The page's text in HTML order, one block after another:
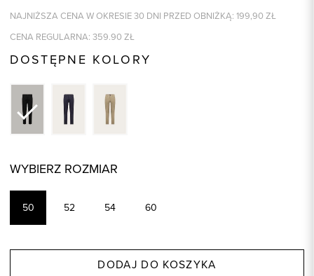
NAJNIŻSZA CENA W OKRESIE 30 DNI PRZED OBNIŻKĄ: 199,90 ZŁ
CENA REGULARNA: 359.90 ZŁ
DOSTĘPNE KOLORY
WYBIERZ ROZMIAR
50 52 54 60
DODAJ DO KOSZYKA